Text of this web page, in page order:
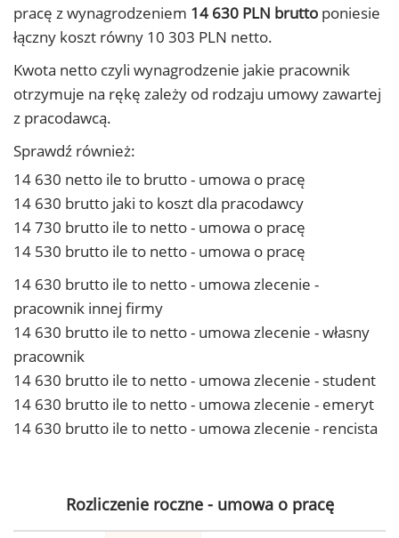
pracę z wynagrodzeniem 14 630 PLN brutto poniesie
łączny koszt równy 10 303 PLN netto.
Kwota netto czyli wynagrodzenie jakie pracownik
otrzymuje na rękę zależy od rodzaju umowy zawartej
z pracodawcą.
Sprawdź również:
14 630 netto ile to brutto - umowa o pracę
14 630 brutto jaki to koszt dla pracodawcy
14 730 brutto ile to netto - umowa o pracę
14 530 brutto ile to netto - umowa o pracę
14 630 brutto ile to netto - umowa zlecenie -
pracownik innej firmy
14 630 brutto ile to netto - umowa zlecenie - własny
pracownik
14 630 brutto ile to netto - umowa zlecenie - student
14 630 brutto ile to netto - umowa zlecenie - emeryt
14 630 brutto ile to netto - umowa zlecenie - rencista
Rozliczenie roczne - umowa o pracę